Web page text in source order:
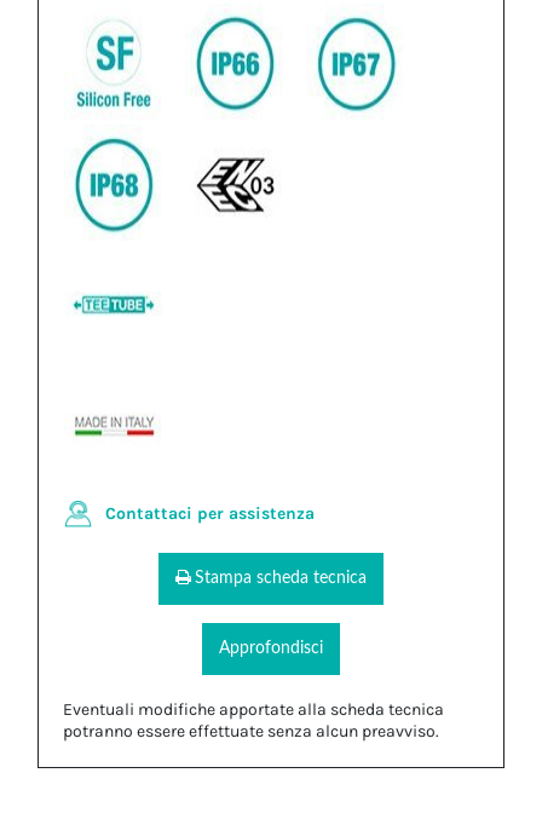
Contattaci per assistenza
Stampa scheda tecnica
Approfondisci
Eventuali modifiche apportate alla scheda tecnica
potranno essere effettuate senza alcun preavviso.